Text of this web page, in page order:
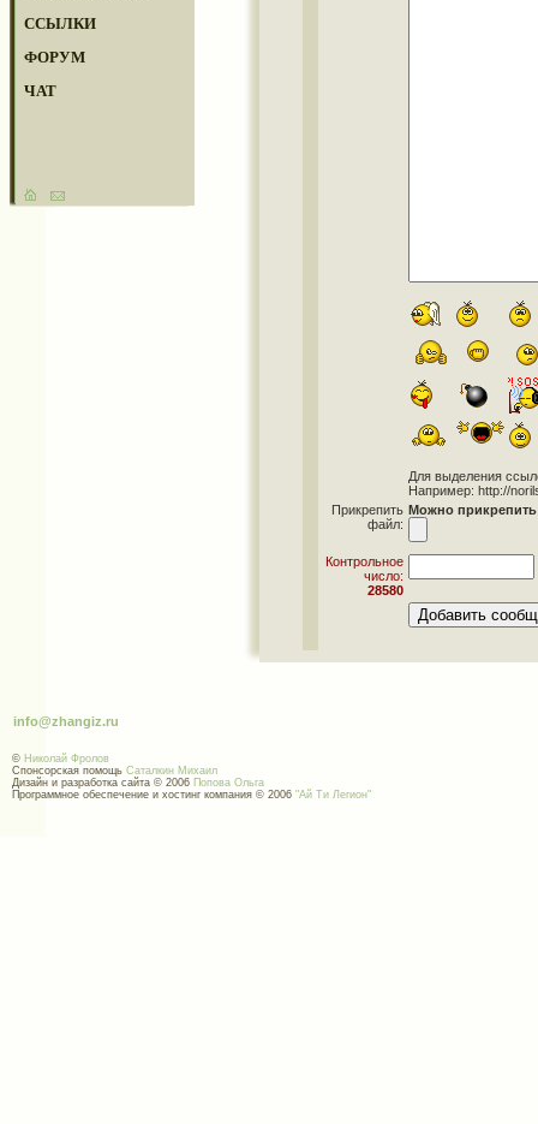
ССЫЛКИ
ФОРУМ
ЧАТ
Для выделения
Например: http://
Прикрепить
файл:
Можно
Контрольное
число:
28580
info@zhangiz.ru
© Николай Фролов
Спонсорская помощь Саталкин Михаил
Дизайн и разработка сайта © 2006 Попова Ольга
Программное обеспечение и хостинг компания © 2006 "Ай Ти Легион"